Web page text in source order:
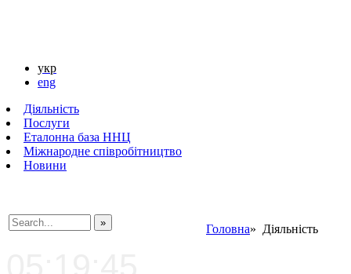
укр
eng
Діяльність
Послуги
Еталонна база ННЦ
Міжнародне співробітництво
Новини
Головна» Діяльність